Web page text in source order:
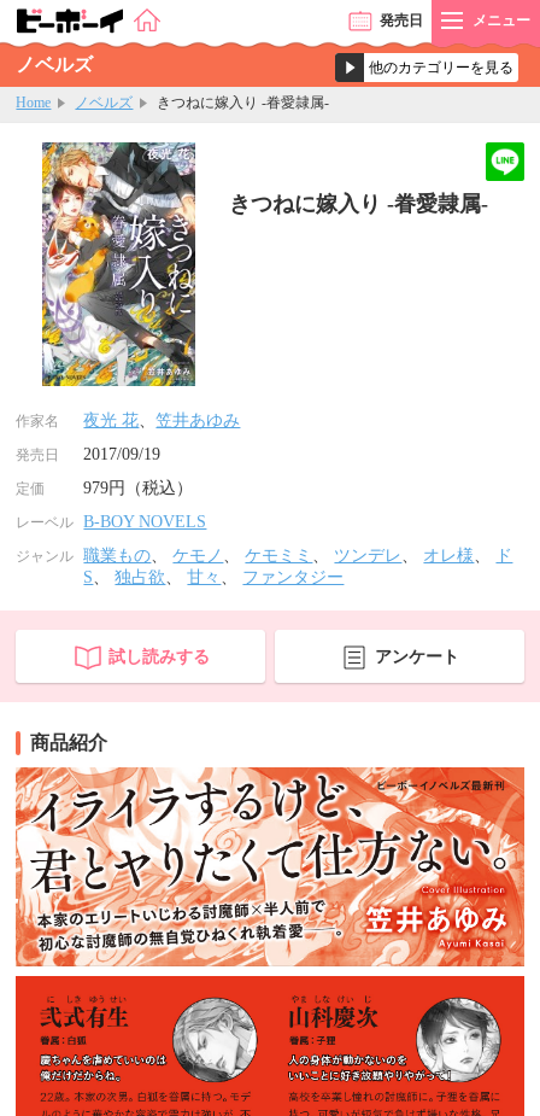
発売日 メニュー
ノベルズ
Home ノベルズ きつねに嫁入り -眷愛隷属-
きつねに嫁入り -眷愛隷属-
作家名 夜光 花、笠井あゆみ
発売日 2017/09/19
定価 979円（税込）
レーベル B-BOY NOVELS
ジャンル 職業もの、ケモノ 、ケモミミ 、 ツンデレ 、 オレ様、
ド
S、独占欲、甘々 、 ファンタジー
試し読みする アンケート
商品紹介